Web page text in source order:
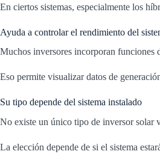
En ciertos sistemas, especialmente los
Ayuda a controlar el rendimiento del
Muchos inversores incorporan funciones
Eso permite visualizar datos de
Su tipo depende del sistema instalado
No existe un único tipo de inversor solar
La elección depende de si el sistema